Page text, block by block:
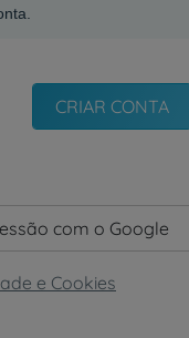
CRIAR CONTA
com o Google
e Cookies